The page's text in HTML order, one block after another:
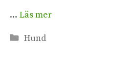
… Läs mer
Kategorier
Hund